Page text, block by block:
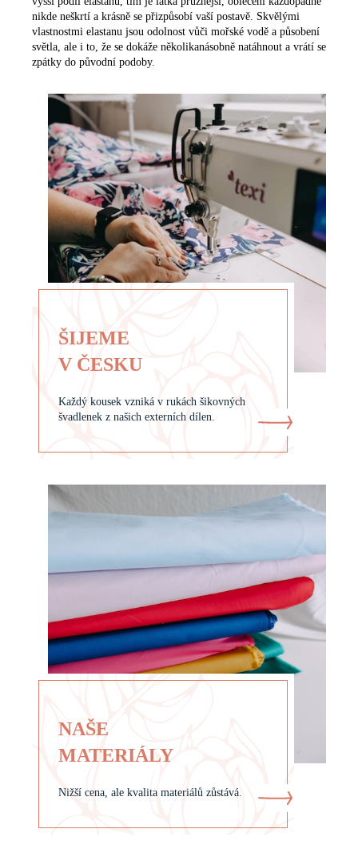
nikde neškrtí a krásně se přizpůsobí vaší postavě. Skvělými
vlastnostmi elastanu jsou odolnost vůči mořské vodě a působení
světla, ale i to, že se dokáže několikanásobně natáhnout a vrátí se
zpátky do původní podoby.
ŠIJEME
V ČESKU
Každý kousek vzniká v rukách šikovných
švadlenek z našich externích dílen.
NAŠE
MATERIÁLY
Nižší cena, ale kvalita materiálů zůstává.